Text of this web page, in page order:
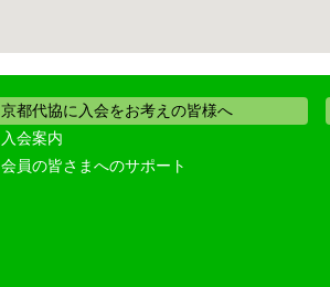
京都代協に入会をお考えの皆様へ
入会案内
会員の皆さまへのサポート